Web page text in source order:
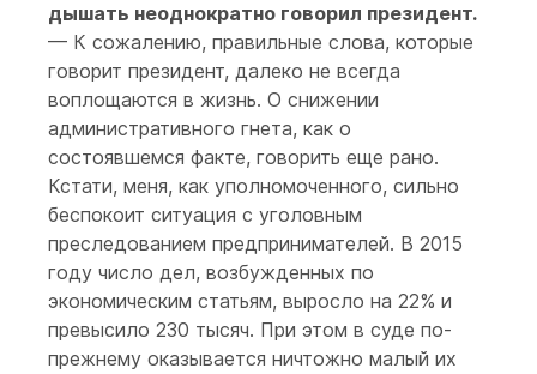
дышать неоднократно говорил президент.
— К сожалению, правильные слова, которые
говорит президент, далеко не всегда
воплощаются в жизнь. О снижении
административного гнета, как о
состоявшемся факте, говорить еще рано.
Кстати, меня, как уполномоченного, сильно
беспокоит ситуация с уголовным
преследованием предпринимателей. В 2015
году число дел, возбужденных по
экономическим статьям, выросло на 22% и
превысило 230 тысяч. При этом в суде по-
прежнему оказывается ничтожно малый их